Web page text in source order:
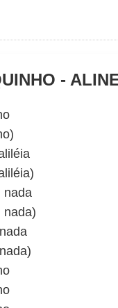
-
nada
nada)